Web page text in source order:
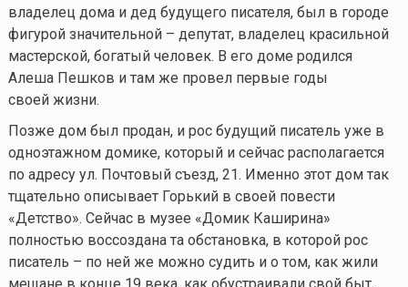
владелец дома и дед будущего писателя, был в городе
фигурой значительной – депутат, владелец красильной
мастерской, богатый человек. В его доме родился
Алеша Пешков и там же провел первые годы
своей жизни.
Позже дом был продан, и рос будущий писатель уже в
одноэтажном домике, который и сейчас располагается
по адресу ул. Почтовый съезд, 21. Именно этот дом так
тщательно описывает Горький в своей повести
«Детство». Сейчас в музее «Домик Каширина»
полностью воссоздана та обстановка, в которой рос
писатель – по ней же можно судить и о том, как жили